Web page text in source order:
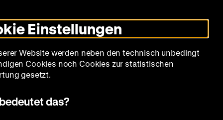
Modus
umschalten
zum
Deutschen
Historischen
in
Deutscher
zum
Deutschen
Historischen
in
Leichter
Sammlung Bildung Museum
Einstellungen
Website werden neben den technisch unbedingt
Cookies noch Cookies zur statistischen
gesetzt.
das?